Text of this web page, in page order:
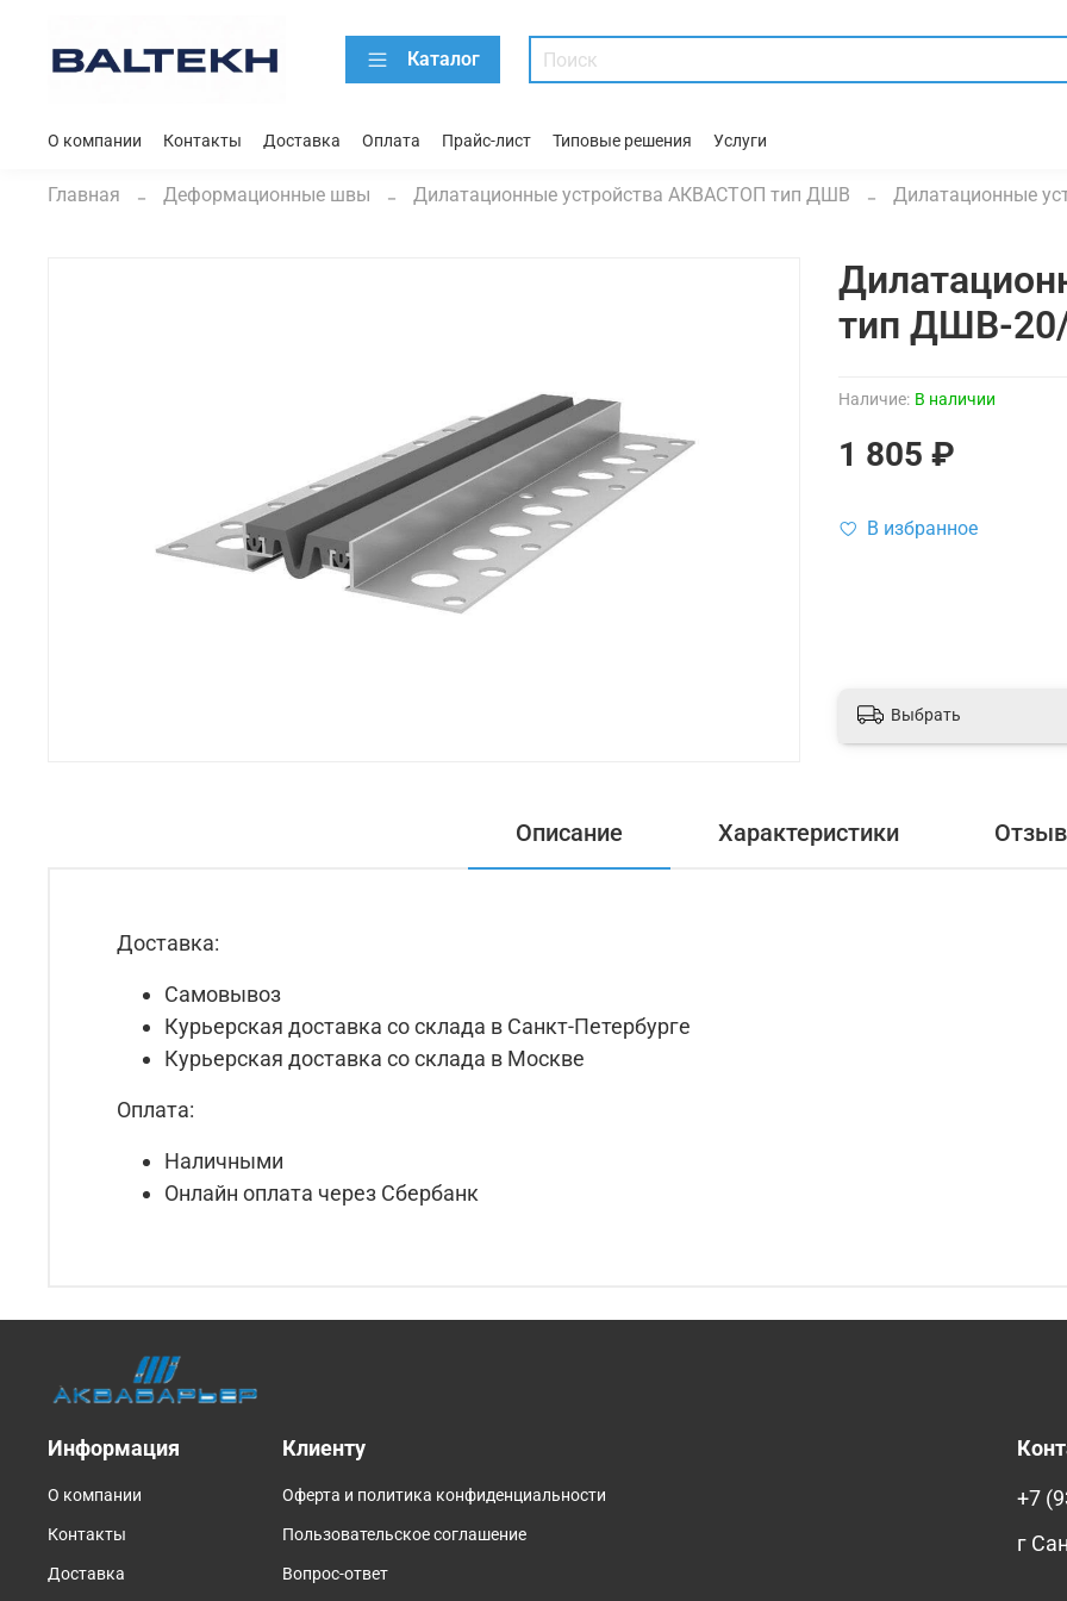
Каталог
О компании Контакты Доставка Оплата Прайс-лист Типовые решения Услуги
Главная Деформационные швы Дилатационные устройства АКВАСТОП тип ДШВ Дилатационные
Наличие: В наличии
тип ДШВ-
1 805 ₽
В избранное
Выбрать
Описание Характеристики
Доставка:
Самовывоз
Курьерская доставка со склада в Санкт-Петербурге
Курьерская доставка со склада в Москве
Оплата:
Наличными
Онлайн оплата через Сбербанк
Информация
О компании
Контакты
Доставка
Клиенту
Оферта и политика конфиденциальности
Пользовательское соглашение
Вопрос-ответ
+7
г